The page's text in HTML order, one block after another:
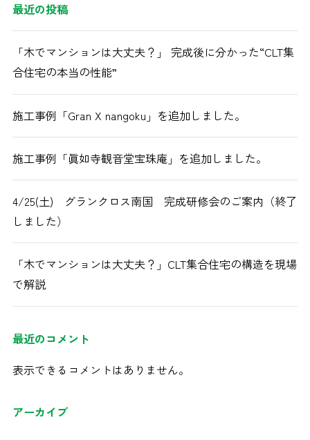
最近の投稿
「木でマンションは大丈夫？」 完成後に分かった“CLT集
合住宅の本当の性能”
施工事例「Gran X nangoku」を追加しました。
施工事例「眞如寺観音堂宝珠庵」を追加しました。
4/25(土) グランクロス南国 完成研修会のご案内（終了
しました）
「木でマンションは大丈夫？」CLT集合住宅の構造を現場
で解説
最近のコメント
表示できるコメントはありません。
アーカイブ